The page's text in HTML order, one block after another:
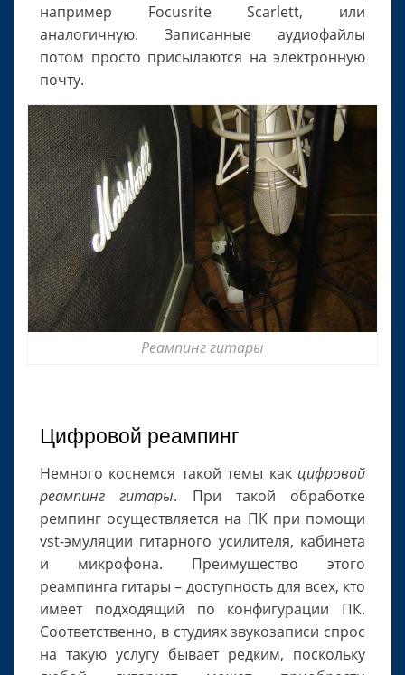
например Focusrite Scarlett, или
аналогичную. Записанные аудиофайлы
потом просто присылаются на электронную
почту.
Реампинг гитары
Цифровой реампинг
Немного коснемся такой темы как цифровой
реампинг гитары. При такой обработке
ремпинг осуществляется на ПК при помощи
vst-эмуляции гитарного усилителя, кабинета
и микрофона. Преимущество этого
реампинга гитары – доступность для всех, кто
имеет подходящий по конфигурации ПК.
Соответственно, в студиях звукозаписи спрос
на такую услугу бывает редким, поскольку